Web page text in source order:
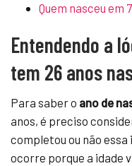
Quem nasceu em
Entendendo a
tem 26 anos
Para saber o ano de
anos, é preciso
completou ou não
ocorre porque a idade